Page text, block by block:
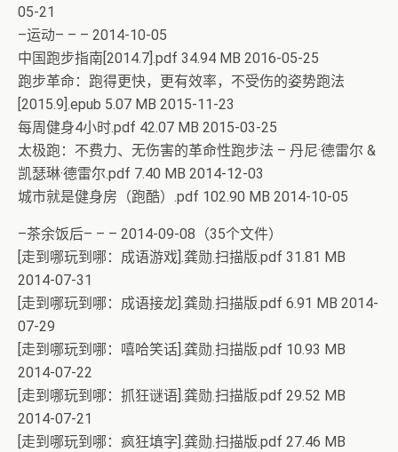
05-21
–运动– – – 2014-10-05
中国跑步指南[2014.7].pdf 34.94 MB 2016-05-25
跑步革命：跑得更快，更有效率，不受伤的姿势跑法
[2015.9].epub 5.07 MB 2015-11-23
每周健身4小时.pdf 42.07 MB 2015-03-25
太极跑：不费力、无伤害的革命性跑步法 – 丹尼·德雷尔 &
凯瑟琳·德雷尔.pdf 7.40 MB 2014-12-03
城市就是健身房（跑酷）.pdf 102.90 MB 2014-10-05
–茶余饭后– – – 2014-09-08（35个文件）
[走到哪玩到哪：成语游戏].龚勋.扫描版.pdf 31.81 MB
2014-07-31
[走到哪玩到哪：成语接龙].龚勋.扫描版.pdf 6.91 MB 2014-
07-29
[走到哪玩到哪：嘻哈笑话].龚勋.扫描版.pdf 10.93 MB
2014-07-22
[走到哪玩到哪：抓狂谜语].龚勋.扫描版.pdf 29.52 MB
2014-07-21
[走到哪玩到哪：疯狂填字].龚勋.扫描版.pdf 27.46 MB